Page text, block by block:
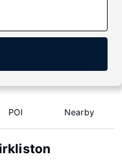
POI Nearby